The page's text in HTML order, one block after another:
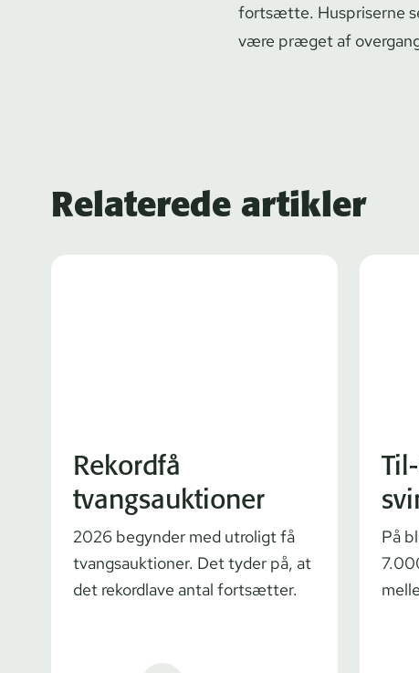
fortsætte. Huspriserne
være præget af
Relaterede artikler
Rekordfå
tvangsauktioner
2026 begynder med utroligt få
tvangsauktioner. Det tyder på, at
det rekordlave antal fortsætter.
På